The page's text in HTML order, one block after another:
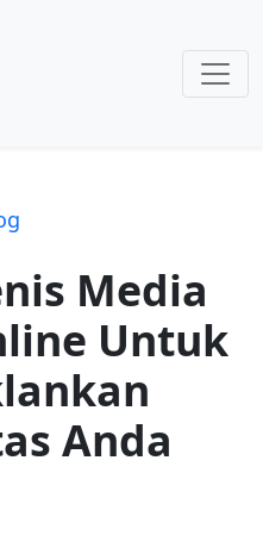
Media
Untuk
Anda